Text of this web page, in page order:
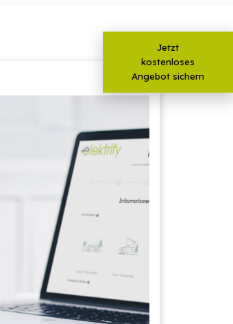
Jetzt
kostenloses
Angebot sichern